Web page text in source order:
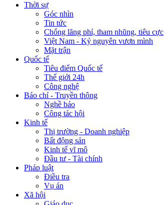
Thời sự
Góc nhìn
Tin tức
Chống lãng phí, tham nhũng, tiêu cực
Việt Nam - Kỷ nguyên vươn mình
Mặt trận
Quốc tế
Tiêu điểm Quốc tế
Thế giới 24h
Công nghệ
Báo chí - Truyền thông
Nghề báo
Công tác hội
Kinh tế
Thị trường - Doanh nghiệp
Bất động sản
Kinh tế vĩ mô
Đầu tư - Tài chính
Pháp luật
Điều tra
Vụ án
Xã hội